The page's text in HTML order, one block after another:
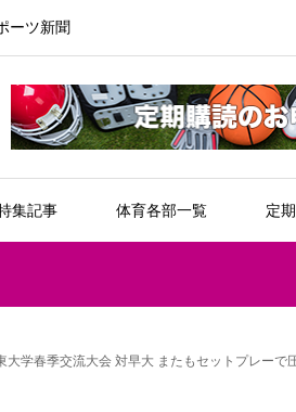
ーツ新聞
集記事 体育各部一覧 定
大学春季交流大会 対早大 またもセットプレー